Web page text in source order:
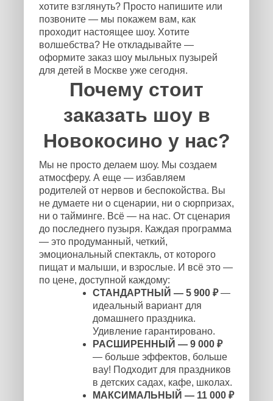
хотите взглянуть? Просто напишите или
позвоните — мы покажем вам, как
проходит настоящее шоу. Хотите
волшебства? Не откладывайте —
оформите заказ шоу мыльных пузырей
для детей в Москве уже сегодня.
Почему стоит
заказать шоу в
Новокосино у нас?
Мы не просто делаем шоу. Мы создаем
атмосферу. А еще — избавляем
родителей от нервов и беспокойства. Вы
не думаете ни о сценарии, ни о сюрпризах,
ни о тайминге. Всё — на нас. От сценария
до последнего пузыря. Каждая программа
— это продуманный, четкий,
эмоциональный спектакль, от которого
пищат и малыши, и взрослые. И всё это —
по цене, доступной каждому:
СТАНДАРТНЫЙ — 5 900 ₽—
идеальный вариант для
домашнего праздника.
Удивление гарантировано.
РАСШИРЕННЫЙ — 9 000 ₽
— больше эффектов, больше
вау! Подходит для праздников
в детских садах, кафе, школах.
МАКСИМАЛЬНЫЙ — 11 000 ₽